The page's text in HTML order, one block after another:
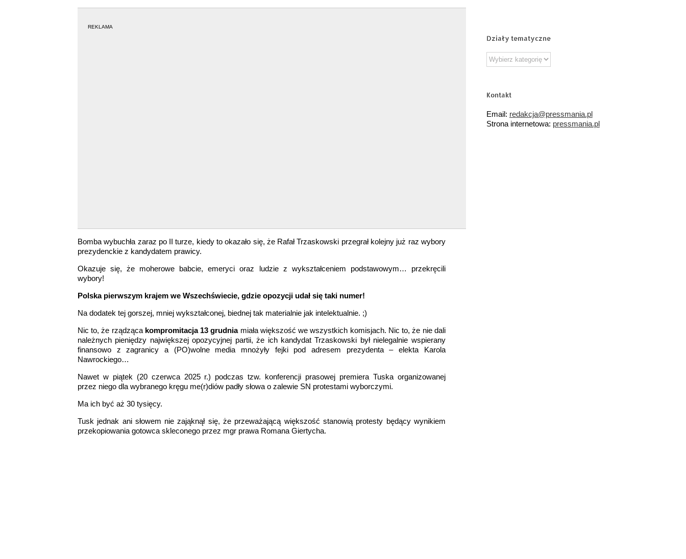
REKLAMA
Bomba wybuchła zaraz po II turze, kiedy to okazało się, że Rafał Trzaskowski przegrał kolejny już raz wybory
prezydenckie z kandydatem prawicy.
Okazuje się, że moherowe babcie, emeryci oraz ludzie z wykształceniem podstawowym… przekręcili
wybory!
Polska pierwszym krajem we Wszechświecie, gdzie opozycji udał się taki numer!
Na dodatek tej gorszej, mniej wykształconej, biednej tak materialnie jak intelektualnie. ;)
Nic to, że rządząca kompromitacja 13 grudnia miała większość we wszystkich komisjach. Nic to, że nie dali
należnych pieniędzy największej opozycyjnej partii, że ich kandydat Trzaskowski był nielegalnie wspierany
finansowo z zagranicy a (PO)wolne media mnożyły fejki pod adresem prezydenta – elekta Karola
Nawrockiego…
Nawet w piątek (20 czerwca 2025 r.) podczas tzw. konferencji prasowej premiera Tuska organizowanej
przez niego dla wybranego kręgu me(r)diów padły słowa o zalewie SN protestami wyborczymi.
Ma ich być aż 30 tysięcy.
Tusk jednak ani słowem nie zająknął się, że przeważającą większość stanowią protesty będący wynikiem
przekopiowania gotowca skleconego przez mgr prawa Romana Giertycha.
Działy tematyczne
Działy
tematyczne
Kontakt
Email: redakcja@pressmania.pl
Strona internetowa: pressmania.pl